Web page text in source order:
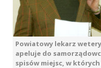
Powiatowy lekarz
apeluje do
spisów miejsc, w